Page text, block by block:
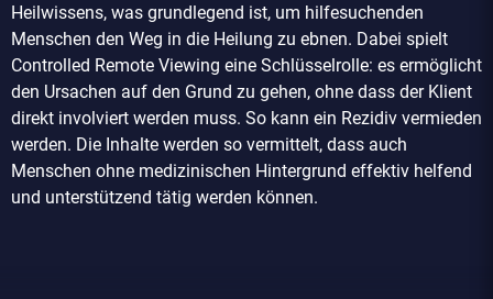
Heilwissens, was grundlegend ist, um hilfesuchenden
Menschen den Weg in die Heilung zu ebnen. Dabei spielt
Controlled Remote Viewing eine Schlüsselrolle: es ermöglicht
den Ursachen auf den Grund zu gehen, ohne dass der Klient
direkt involviert werden muss. So kann ein Rezidiv vermieden
werden. Die Inhalte werden so vermittelt, dass auch
Menschen ohne medizinischen Hintergrund effektiv helfend
und unterstützend tätig werden können.